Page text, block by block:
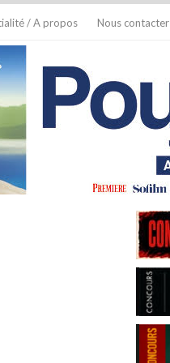
/ A propos Nous contacter